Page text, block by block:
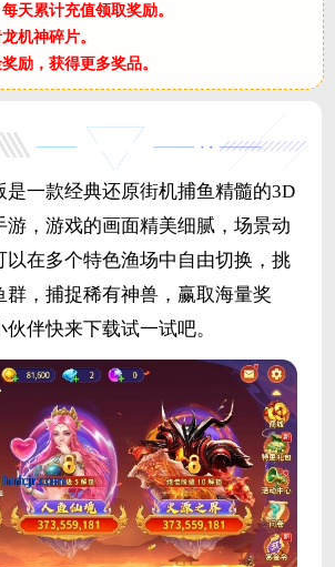
天累计充值领取奖励。
机神碎片。
励，获得更多奖品。
是一款经典还原街机捕鱼精髓的3D
游，游戏的画面精美细腻，场景动
以在多个特色渔场中自由切换，挑
群，捕捉稀有神兽，赢取海量奖
伴快来下载试一试吧。